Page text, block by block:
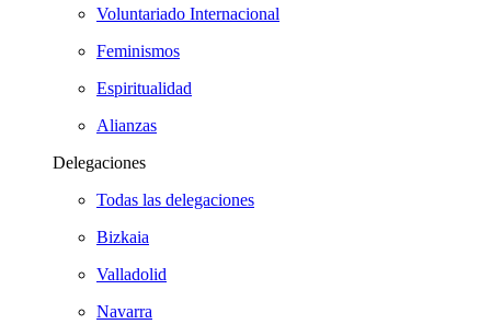
Voluntariado Internacional
Feminismos
Espiritualidad
Alianzas
Delegaciones
Todas las delegaciones
Bizkaia
Valladolid
Navarra